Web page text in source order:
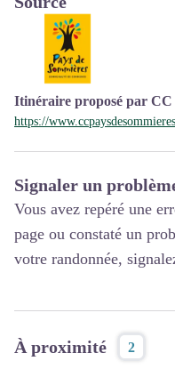
Itinéraire proposé par CC
https://
Signaler un
Vous avez repéré une
page ou constaté un
votre randonnée,
À proximité 2